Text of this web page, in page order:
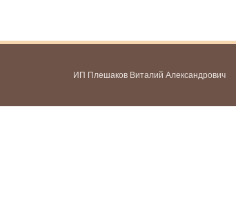
ИП Плешаков Виталий Александрович